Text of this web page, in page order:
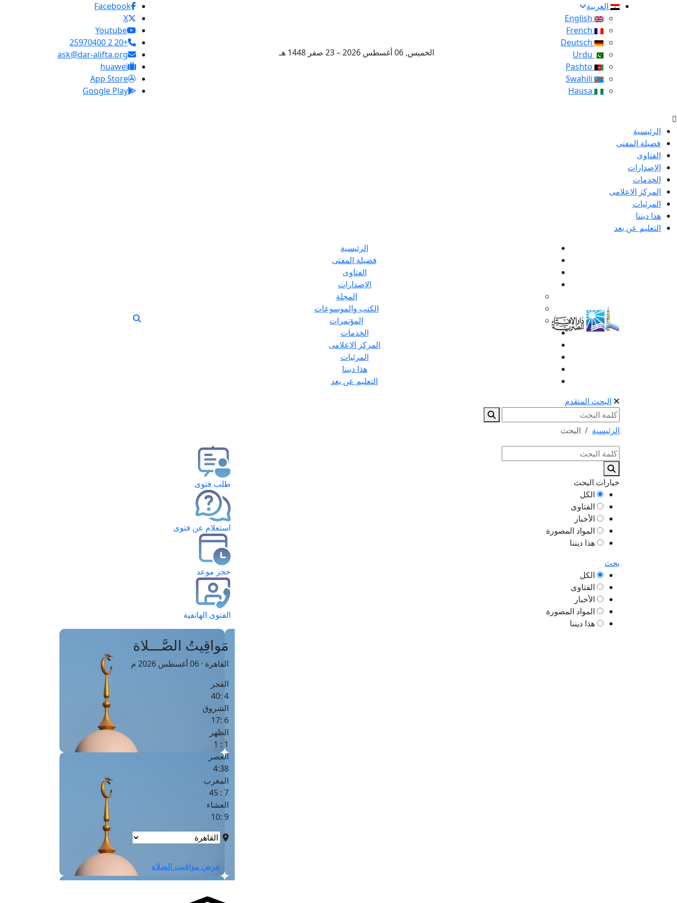
العربية
الخميس, 06 أغسطس 2026 – 23 صفر 1448 هـ
Facebook
X
Youtube
+20 2 25970400
ask@dar-alifta.org
huawei
App Store
Google Play
الرئيسية
فضيلة المفتى
الفتاوى
الإصدارات
الخدمات
المركز الإعلامى
المرئيات
هذا ديننا
التعليم عن بعد
الرئيسية
فضيلة المفتى
الفتاوى
الإصدارات
المجلة
الكتب والموسوعات
المؤتمرات
الخدمات
المركز الإعلامى
المرئيات
هذا ديننا
التعليم عن بعد
البحث المتقدم
الرئيسية البحث
خيارات البحث
الكل
الفتاوى
الأخبار
المواد المصورة
هذا ديننا
بحث
الكل
الفتاوى
الأخبار
المواد المصورة
هذا ديننا
طلب فتوى
استعلام عن فتوى
حجز موعد
الفتوى الهاتفية
مَواقِيتُ الصَّـــلاة
القاهرة · 06 أغسطس 2026 م
الفجر
4 :40
الشروق
6 :17
الظهر
1 : 1
العصر
4:38
المغرب
7 : 45
العشاء
9 :10
عرض مواقيت الصلاة